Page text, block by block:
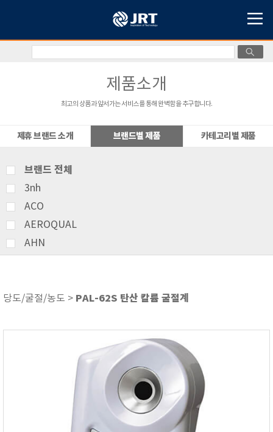
제품소개
최고의 상품과 앞서가는 서비스를 통해 완벽함을 추구합니다.
제휴 브랜드 소개 브랜드별 제품 카테고리별 제품
브랜드 전체
3nh
ACO
AEROQUAL
AHN
ATAGO
Bellingham+Stanley
BROOKFIELD
CIRRUS Research
DA METER®
Delta-OHM
당도/굴절/농도 > PAL-62S 탄산 칼륨 굴절계